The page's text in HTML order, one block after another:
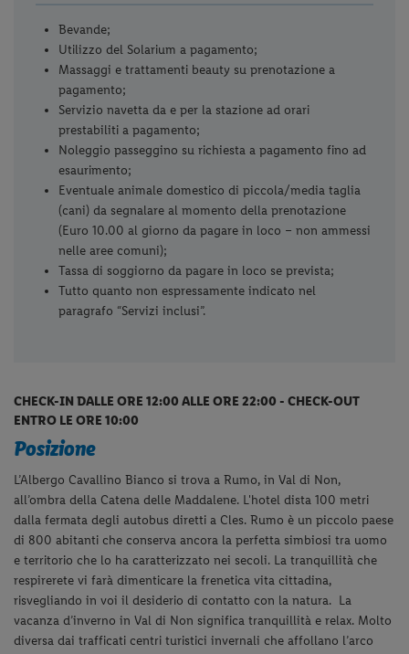
Bevande;
Utilizzo del Solarium a pagamento;
Massaggi e trattamenti beauty su prenotazione a
pagamento;
Servizio navetta da e per la stazione ad orari
prestabiliti a pagamento;
Noleggio passeggino su richiesta a pagamento fino ad
esaurimento;
Eventuale animale domestico di piccola/media taglia
(cani) da segnalare al momento della prenotazione
(Euro 10.00 al giorno da pagare in loco – non ammessi
nelle aree comuni);
Tassa di soggiorno da pagare in loco se prevista;
Tutto quanto non espressamente indicato nel
paragrafo “Servizi inclusi”.
CHECK-IN DALLE ORE 12:00 ALLE ORE 22:00 - CHECK-OUT
ENTRO LE ORE 10:00
Posizione
L’Albergo Cavallino Bianco si trova a Rumo, in Val di Non,
all’ombra della Catena delle Maddalene. L'hotel dista 100 metri
dalla fermata degli autobus diretti a Cles. Rumo è un piccolo paese
di 800 abitanti che conserva ancora la perfetta simbiosi tra uomo
e territorio che lo ha caratterizzato nei secoli. La tranquillità che
respirerete vi farà dimenticare la frenetica vita cittadina,
risvegliando in voi il desiderio di contatto con la natura. La
vacanza d’inverno in Val di Non significa tranquillità e relax. Molto
diversa dai trafficati centri turistici invernali che affollano l’arco